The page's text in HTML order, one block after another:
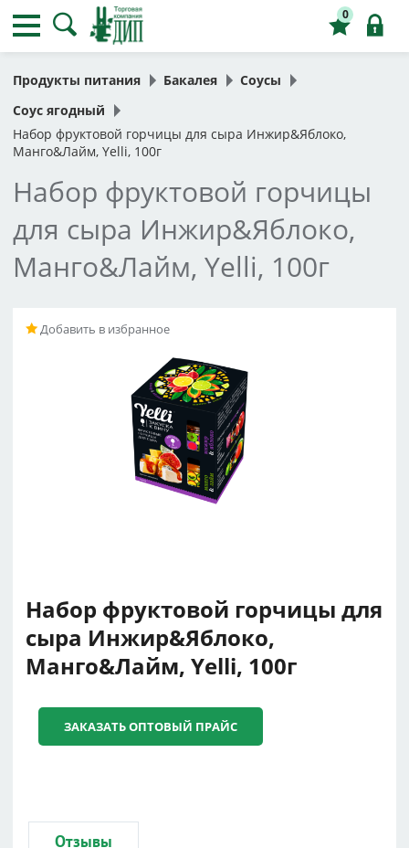
0
Продукты питания Бакалея
Соусы
Соус ягодный
Набор фруктовой горчицы для сыра Инжир&Яблоко,
Манго&Лайм, Yelli, 100г
Набор фруктовой горчицы
для сыра Инжир&Яблоко,
Манго&Лайм, Yelli, 100г
Добавить в избранное
Набор фруктовой горчицы для
сыра Инжир&Яблоко,
Манго&Лайм, Yelli, 100г
ЗАКАЗАТЬ ОПТОВЫЙ ПРАЙС
Отзывы